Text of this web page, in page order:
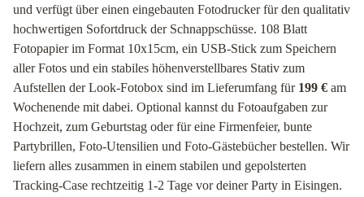
und verfügt über einen eingebauten Fotodrucker für den qualitativ
hochwertigen Sofortdruck der Schnappschüsse. 108 Blatt
Fotopapier im Format 10x15cm, ein USB-Stick zum Speichern
aller Fotos und ein stabiles höhenverstellbares Stativ zum
Aufstellen der Look-Fotobox sind im Lieferumfang für 199 € am
Wochenende mit dabei. Optional kannst du Fotoaufgaben zur
Hochzeit, zum Geburtstag oder für eine Firmenfeier, bunte
Partybrillen, Foto-Utensilien und Foto-Gästebücher bestellen. Wir
liefern alles zusammen in einem stabilen und gepolsterten
Tracking-Case rechtzeitig 1-2 Tage vor deiner Party in Eisingen.